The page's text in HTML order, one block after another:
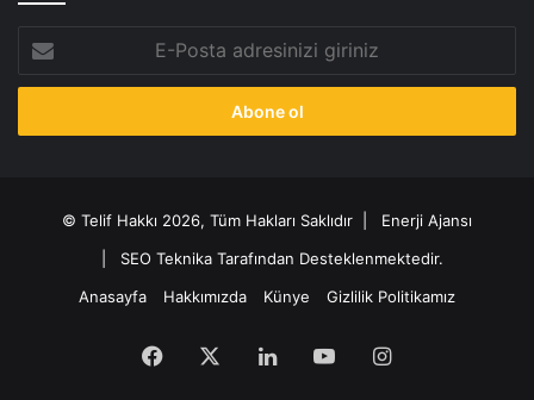
Posta
adresinizi
© Telif Hakkı 2026, Tüm Hakları Saklıdır | Enerji Ajansı
SEO Teknika Tarafından Desteklenmektedir.
Anasayfa
Hakkımızda Künye Gizlilik Politikamız
Facebook LinkedInYouTubeInstagram